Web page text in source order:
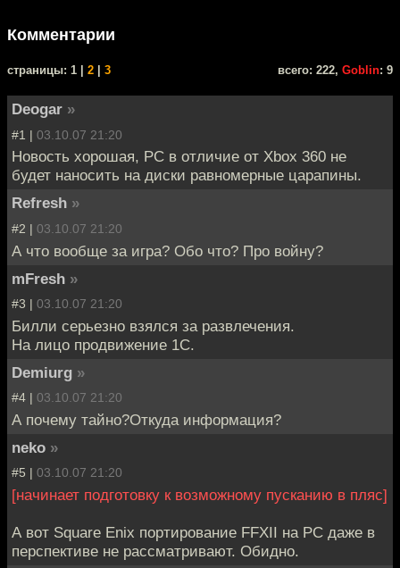
Комментарии
cтраницы: 1 | 2 3 всего: 222, Goblin: 9
Deogar »
#1 | 03.10.07 21:20
Новость хорошая, PC в отличие от Xbox 360 не
будет наносить на диски равномерные царапины.
Refresh »
#2 | 03.10.07 21:20
А что вообще за игра? Обо что? Про войну?
mFresh »
#3 | 03.10.07 21:20
Билли серьезно взялся за развлечения.
На лицо продвижение 1С.
Demiurg »
#4 | 03.10.07 21:20
А почему тайно?Откуда информация?
neko »
#5 | 03.10.07 21:20
[начинает подготовку к возможному пусканию в пляс]
А вот Square Enix портирование FFXII на PC даже в
перспективе не рассматривают. Обидно.